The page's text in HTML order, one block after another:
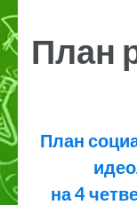
План
План
на 4